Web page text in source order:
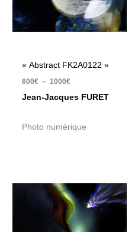
« Abstract FK2A0122 »
600€ – 1000€
Jean-Jacques FURET
Photo numérique
600€
à
1000€